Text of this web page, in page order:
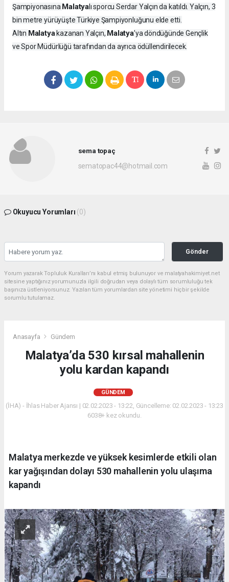
Şampiyonasına Malatyalı sporcu Serdar Yalçın da katıldı. Yalçın, 3
bin metre yürüyüşte Türkiye Şampiyonluğunu elde etti.
Altın Malatyakazanan Yalçın, Malatya’ya döndüğünde Gençlik
ve Spor Müdürlüğü tarafından da ayrıca ödüllendirilecek.
sema topaç
sematopac44@hotmail.com
Okuyucu Yorumları (0)
Gönder
Yorum yazarak Topluluk Kuralları’nı kabul etmiş bulunuyor ve malatyahakimiyet.net
sitesine yaptığınız yorumunuzla ilgili doğrudan veya dolaylı tüm sorumluluğu tek
başınıza üstleniyorsunuz. Yazılan tüm yorumlardan site yönetimi hiçbir şekilde
sorumlu tutulamaz.
Anasayfa Gündem
Malatya’da 530 kırsal mahallenin
yolu kardan kapandı
GÜNDEM
(İHA) - İhlas Haber Ajansı | 02.02.2023 - 13:22, Güncelleme: 02.02.2023 - 13:23
6038+ kez okundu.
Malatya merkezde ve yüksek kesimlerde etkili olan
kar yağışından dolayı 530 mahallenin yolu ulaşıma
kapandı